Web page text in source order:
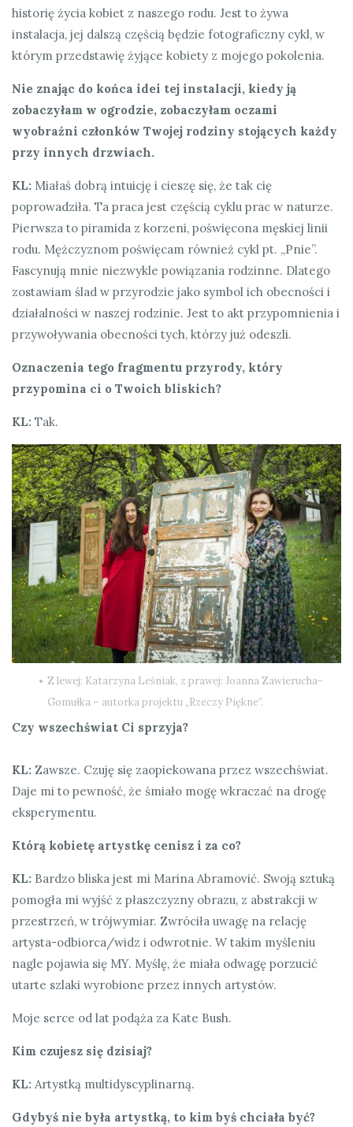
historię życia kobiet z naszego rodu. Jest to żywa
instalacja, jej dalszą częścią będzie fotograficzny cykl, w
którym przedstawię żyjące kobiety z mojego pokolenia.
Nie znając do końca idei tej instalacji, kiedy ją
zobaczyłam w ogrodzie, zobaczyłam oczami
wyobraźni członków Twojej rodziny stojących każdy
przy innych drzwiach.
KL: Miałaś dobrą intuicję i cieszę się, że tak cię
poprowadziła. Ta praca jest częścią cyklu prac w naturze.
Pierwsza to piramida z korzeni, poświęcona męskiej linii
rodu. Mężczyznom poświęcam również cykl pt. „Pnie”.
Fascynują mnie niezwykle powiązania rodzinne. Dlatego
zostawiam ślad w przyrodzie jako symbol ich obecności i
działalności w naszej rodzinie. Jest to akt przypomnienia i
przywoływania obecności tych, którzy już odeszli.
Oznaczenia tego fragmentu przyrody, który
przypomina ci o Twoich bliskich?
KL: Tak.
Z lewej: Katarzyna Leśniak, z prawej: Joanna Zawierucha-
Gomułka – autorka projektu „Rzeczy Piękne”.
Czy wszechświat Ci sprzyja?
KL: Zawsze. Czuję się zaopiekowana przez wszechświat.
Daje mi to pewność, że śmiało mogę wkraczać na drogę
eksperymentu.
Którą kobietę artystkę cenisz i za co?
KL: Bardzo bliska jest mi Marina Abramović. Swoją sztuką
pomogła mi wyjść z płaszczyzny obrazu, z abstrakcji w
przestrzeń, w trójwymiar. Zwróciła uwagę na relację
artysta-odbiorca/widz i odwrotnie. W takim myśleniu
nagle pojawia się MY. Myślę, że miała odwagę porzucić
utarte szlaki wyrobione przez innych artystów.
Moje serce od lat podąża za Kate Bush.
Kim czujesz się dzisiaj?
KL: Artystką multidyscyplinarną.
Gdybyś nie była artystką, to kim byś chciała być?